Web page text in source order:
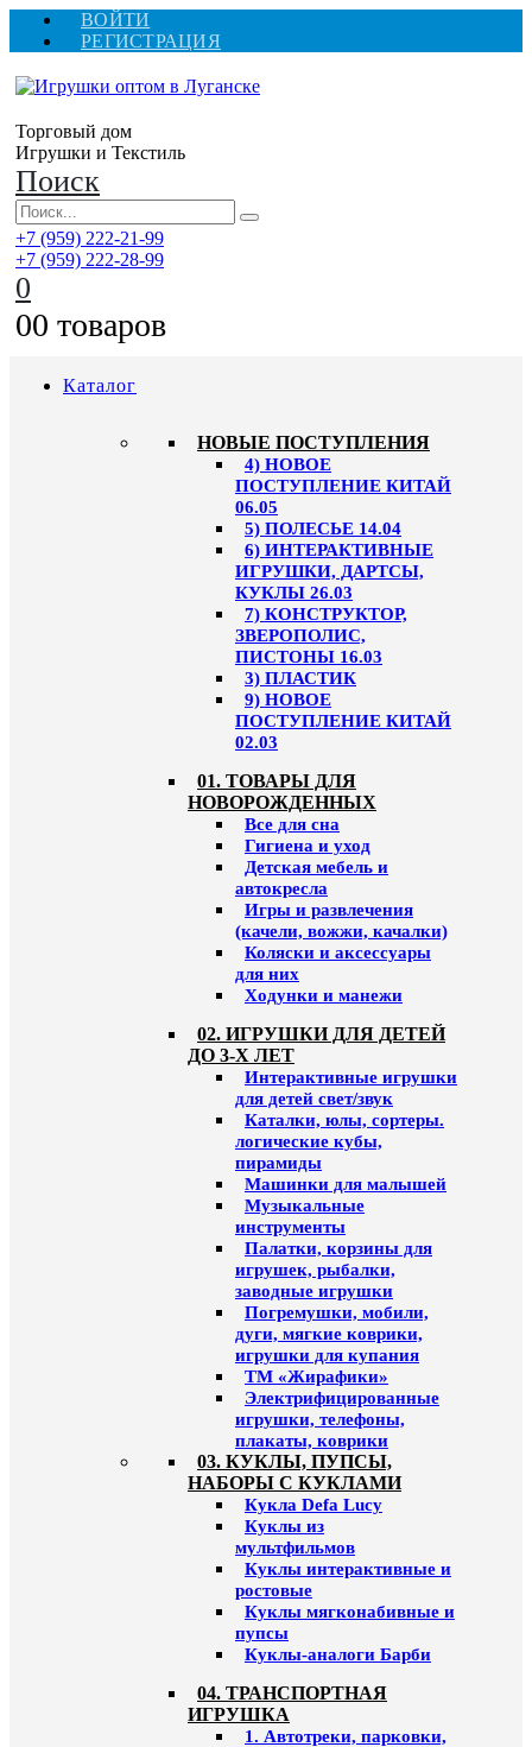
ВОЙТИ
РЕГИСТРАЦИЯ
Торговый дом
Игрушки и Текстиль
Поиск
+7 (959) 222-21-99
+7 (959) 222-28-99
0
00 товаров
Каталог
НОВЫЕ ПОСТУПЛЕНИЯ
4) НОВОЕ
ПОСТУПЛЕНИЕ КИТАЙ
06.05
5) ПОЛЕСЬЕ 14.04
6) ИНТЕРАКТИВНЫЕ
ИГРУШКИ, ДАРТСЫ,
КУКЛЫ 26.03
7) КОНСТРУКТОР,
ЗВЕРОПОЛИС,
ПИСТОНЫ 16.03
3) ПЛАСТИК
9) НОВОЕ
ПОСТУПЛЕНИЕ КИТАЙ
02.03
01. ТОВАРЫ ДЛЯ
НОВОРОЖДЕННЫХ
Все для сна
Гигиена и уход
Детская мебель и
автокресла
Игры и развлечения
(качели, вожжи, качалки)
Коляски и аксессуары
для них
Ходунки и манежи
02. ИГРУШКИ ДЛЯ ДЕТЕЙ
ДО 3-Х ЛЕТ
Интерактивные игрушки
для детей свет/звук
Каталки, юлы, сортеры.
логические кубы,
пирамиды
Машинки для малышей
Музыкальные
инструменты
Палатки, корзины для
игрушек, рыбалки,
заводные игрушки
Погремушки, мобили,
дуги, мягкие коврики,
игрушки для купания
ТМ «Жирафики»
Электрифицированные
игрушки, телефоны,
плакаты, коврики
03. КУКЛЫ, ПУПСЫ,
НАБОРЫ С КУКЛАМИ
Кукла Defa Lucy
Куклы из
мультфильмов
Куклы интерактивные и
ростовые
Куклы мягконабивные и
пупсы
Куклы-аналоги Барби
04. ТРАНСПОРТНАЯ
ИГРУШКА
1. Автотреки, парковки,